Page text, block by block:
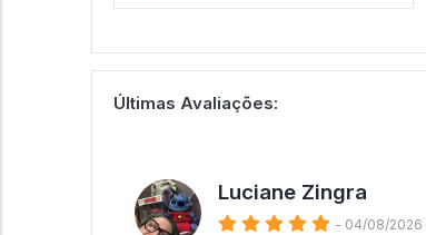
Últimas Avaliações:
Luciane Zingra
- 04/08/2026